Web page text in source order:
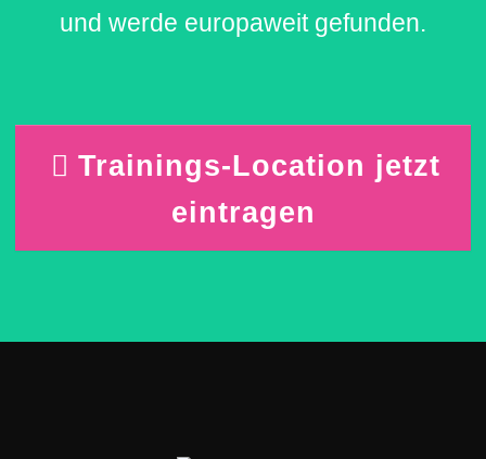
und werde europaweit gefunden.
Trainings-Location jetzt
eintragen